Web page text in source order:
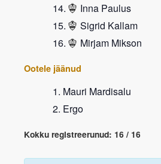
Inna Paulus
Sigrid Kallam
Mirjam Mikson
Ootele jäänud
Mauri Mardisalu
Ergo
Kokku registreerunud: 16 / 16